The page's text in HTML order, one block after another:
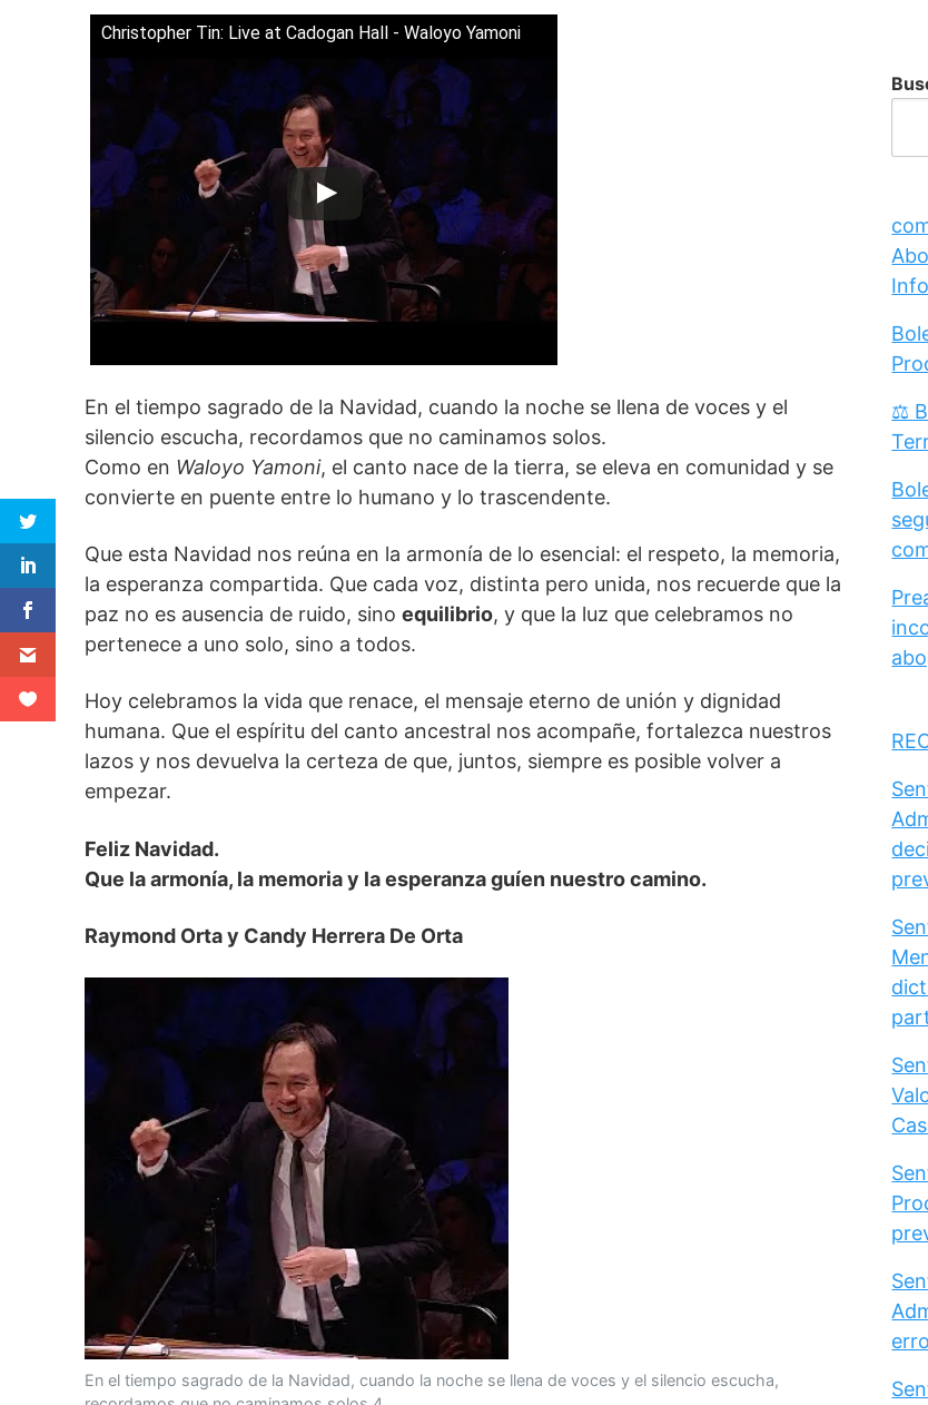
Christopher Tin: Live at Cadogan Hall - Waloyo Yamoni
En el tiempo sagrado de la Navidad, cuando la noche se llena de voces y el
silencio escucha, recordamos que no caminamos solos.
Como en Waloyo Yamoni, el canto nace de la tierra, se eleva en comunidad y se
convierte en puente entre lo humano y lo trascendente.
Que esta Navidad nos reúna en la armonía de lo esencial: el respeto, la memoria,
la esperanza compartida. Que cada voz, distinta pero unida, nos recuerde que la
paz no es ausencia de ruido, sino equilibrio, y que la luz que celebramos no
pertenece a uno solo, sino a todos.
Hoy celebramos la vida que renace, el mensaje eterno de unión y dignidad
humana. Que el espíritu del canto ancestral nos acompañe, fortalezca nuestros
lazos y nos devuelva la certeza de que, juntos, siempre es posible volver a
empezar.
Feliz Navidad.
Que la armonía, la memoria y la esperanza guíen nuestro camino.
Raymond Orta y Candy Herrera De Orta
En el tiempo sagrado de la Navidad, cuando la noche se llena de voces y el silencio escucha,
⚖️